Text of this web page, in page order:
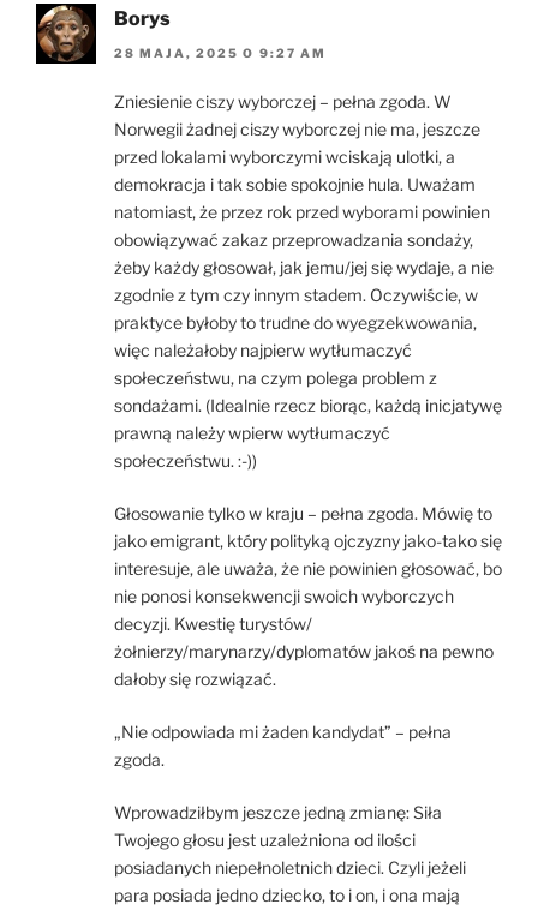
Borys
28 MAJA, 2025 O 9:27 AM
Zniesienie ciszy wyborczej – pełna zgoda. W
Norwegii żadnej ciszy wyborczej nie ma, jeszcze
przed lokalami wyborczymi wciskają ulotki, a
demokracja i tak sobie spokojnie hula. Uważam
natomiast, że przez rok przed wyborami powinien
obowiązywać zakaz przeprowadzania sondaży,
żeby każdy głosował, jak jemu/jej się wydaje, a nie
zgodnie z tym czy innym stadem. Oczywiście, w
praktyce byłoby to trudne do wyegzekwowania,
więc należałoby najpierw wytłumaczyć
społeczeństwu, na czym polega problem z
sondażami. (Idealnie rzecz biorąc, każdą inicjatywę
prawną należy wpierw wytłumaczyć
społeczeństwu. :-))
Głosowanie tylko w kraju – pełna zgoda. Mówię to
jako emigrant, który polityką ojczyzny jako-tako się
interesuje, ale uważa, że nie powinien głosować, bo
nie ponosi konsekwencji swoich wyborczych
decyzji. Kwestię turystów/
żołnierzy/marynarzy/dyplomatów jakoś na pewno
dałoby się rozwiązać.
„Nie odpowiada mi żaden kandydat” – pełna
zgoda.
Wprowadziłbym jeszcze jedną zmianę: Siła
Twojego głosu jest uzależniona od ilości
posiadanych niepełnoletnich dzieci. Czyli jeżeli
para posiada jedno dziecko, to i on, i ona mają